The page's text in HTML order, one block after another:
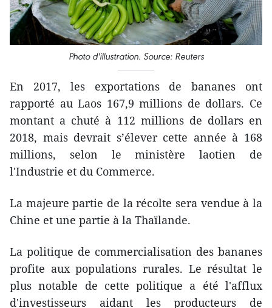
Photo d'illustration. Source: Reuters
En 2017, les exportations de bananes ont
rapporté au Laos 167,9 millions de dollars. Ce
montant a chuté à 112 millions de dollars en
2018, mais devrait s’élever cette année à 168
millions, selon le ministère laotien de
l'Industrie et du Commerce.
La majeure partie de la récolte sera vendue à la
Chine et une partie à la Thaïlande.
La politique de commercialisation des bananes
profite aux populations rurales. Le résultat le
plus notable de cette politique a été l'afflux
d'investisseurs aidant les producteurs de